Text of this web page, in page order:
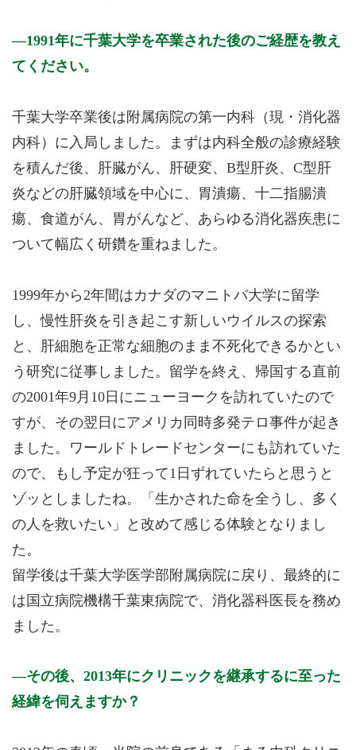
1991年に千葉大学を卒業された後のご経歴を教え
てください。
千葉大学卒業後は附属病院の第一内科（現・消化器
内科）に入局しました。まずは内科全般の診療経験
を積んだ後、肝臓がん、肝硬変、B型肝炎、C型肝
炎などの肝臓領域を中心に、胃潰瘍、十二指腸潰
瘍、食道がん、胃がんなど、あらゆる消化器疾患に
ついて幅広く研鑽を重ねました。
1999年から2年間はカナダのマニトバ大学に留学
し、慢性肝炎を引き起こす新しいウイルスの探索
と、肝細胞を正常な細胞のまま不死化できるかとい
う研究に従事しました。留学を終え、帰国する直前
の2001年9月10日にニューヨークを訪れていたので
すが、その翌日にアメリカ同時多発テロ事件が起き
ました。ワールドトレードセンターにも訪れていた
ので、もし予定が狂って1日ずれていたらと思うと
ゾッとしましたね。「生かされた命を全うし、多く
の人を救いたい」と改めて感じる体験となりまし
た。
留学後は千葉大学医学部附属病院に戻り、最終的に
は国立病院機構千葉東病院で、消化器科医長を務め
ました。
その後、2013年にクリニックを継承するに至った
経緯を伺えますか？